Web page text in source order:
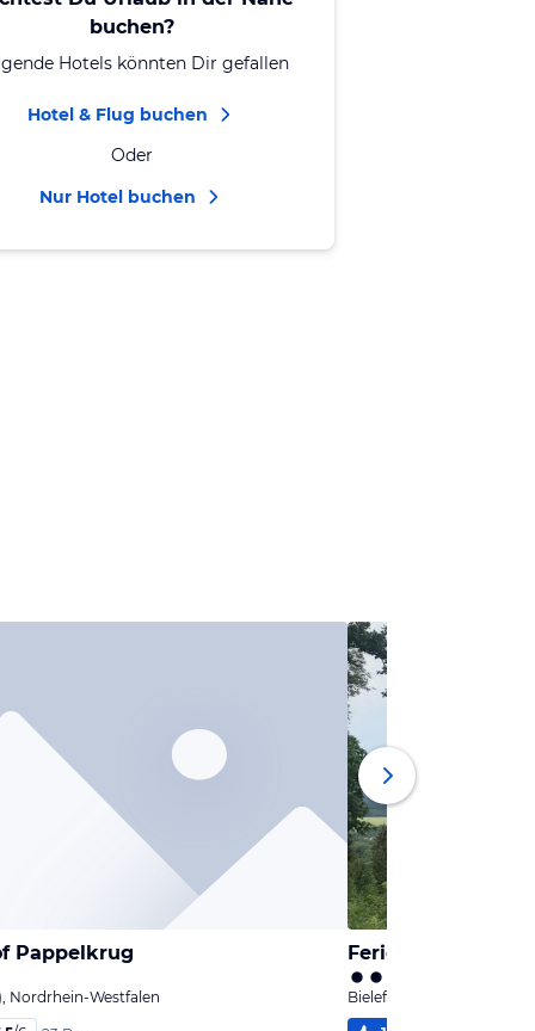
buchen?
Hotels könnten Dir gefallen
Hotel & Flug buchen
Oder
Nur Hotel buchen
Pappelkrug
Nordrhein-Westfalen
Ferienhof Kröger
Bielefeld, Nordrhein-